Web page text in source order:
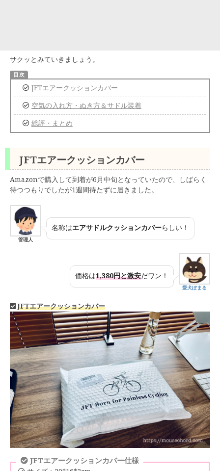
サクッとみていきましょう。
JFTエアークッションカバー
空気の入れ方・ぬき方＆サドル装着
総評・まとめ
JFTエアークッションカバー
Amazonで購入して到着が6月中旬となっていたので、しばらく
待つつもりでしたが1週間待たずに届きました。
管理人
名称はエアサドルクッションカバーらしい！
価格は1,380円と激安だワン！
愛犬ぽまる
JFTエアークッションカバー
JFTエアークッションカバー仕様